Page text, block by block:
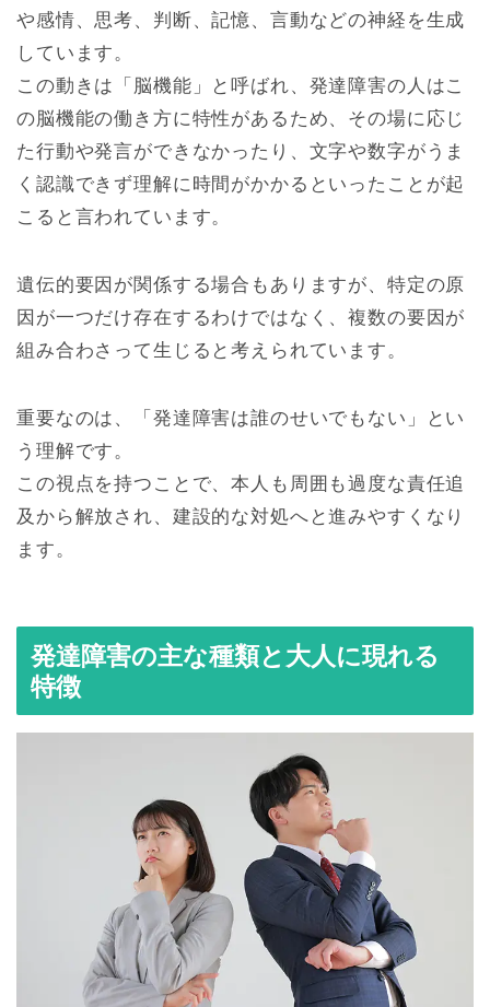
や感情、思考、判断、記憶、言動などの神経を生成
しています。
この動きは「脳機能」と呼ばれ、発達障害の人はこ
の脳機能の働き方に特性があるため、その場に応じ
た行動や発言ができなかったり、文字や数字がうま
く認識できず理解に時間がかかるといったことが起
こると言われています。
遺伝的要因が関係する場合もありますが、特定の原
因が一つだけ存在するわけではなく、複数の要因が
組み合わさって生じると考えられています。
重要なのは、「発達障害は誰のせいでもない」とい
う理解です。
この視点を持つことで、本人も周囲も過度な責任追
及から解放され、建設的な対処へと進みやすくなり
ます。
発達障害の主な種類と大人に現れる
特徴